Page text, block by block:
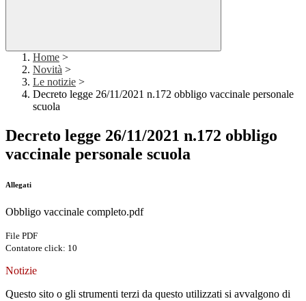
Home >
Novità >
Le notizie >
Decreto legge 26/11/2021 n.172 obbligo vaccinale personale
scuola
Decreto legge 26/11/2021 n.172 obbligo
vaccinale personale scuola
Allegati
Obbligo vaccinale completo.pdf
File PDF
Contatore click: 10
Notizie
Questo sito o gli strumenti terzi da questo utilizzati si avvalgono di